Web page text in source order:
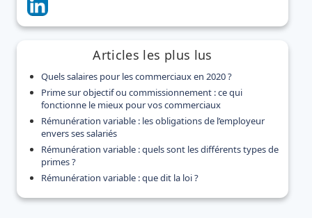
Articles les plus lus
Quels salaires pour les commerciaux en 2020 ?
Prime sur objectif ou commissionnement : ce qui
fonctionne le mieux pour vos commerciaux
Rémunération variable : les obligations de l’employeur
envers ses salariés
Rémunération variable : quels sont les différents types de
primes ?
Rémunération variable : que dit la loi ?